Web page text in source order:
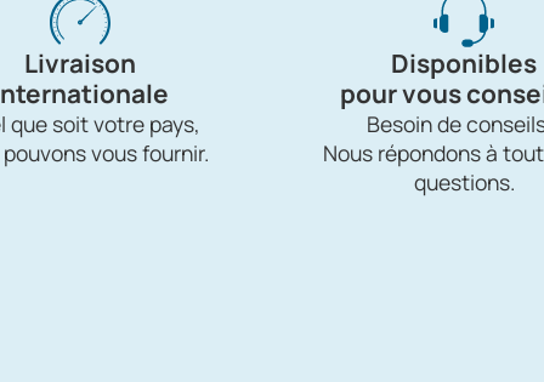
Livraison
que soit votre pays,
vous fournir.
Disponibles
pour vous
Besoin de
Nous répondons à
questions.